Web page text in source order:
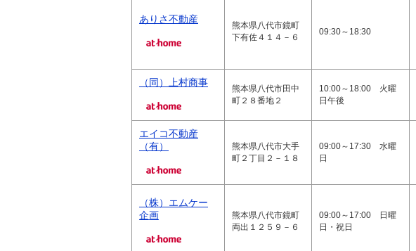
ありさ不動産
熊本県八代市鏡町
下有佐４１４－６
09:30～18:30
（同）上村商事
熊本県八代市田中
町２８番地２
10:00～18:00 火曜
日午後
エイコ不動産
（有）
熊本県八代市大手
町２丁目２－１８
09:00～17:30 水曜
日
（株）エムケー
企画
熊本県八代市鏡町
両出１２５９－６
09:00～17:00 日曜
日・祝日